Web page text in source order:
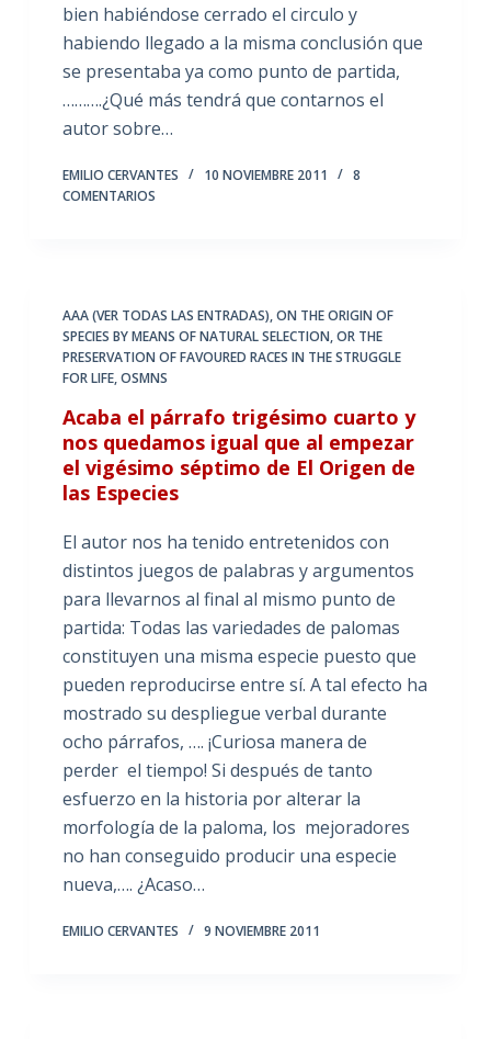
bien habiéndose cerrado el circulo y
habiendo llegado a la misma conclusión que
se presentaba ya como punto de partida,
……….¿Qué más tendrá que contarnos el
autor sobre…
EMILIO CERVANTES 10 NOVIEMBRE 2011
8
COMENTARIOS
AAA (VER TODAS LAS ENTRADAS),ON THE ORIGIN OF
SPECIES BY MEANS OF NATURAL SELECTION,OR THE
PRESERVATION OF FAVOURED RACES IN THE STRUGGLE
FOR LIFE,OSMNS
Acaba el párrafo trigésimo cuarto y
nos quedamos igual que al empezar
el vigésimo séptimo de El Origen de
las Especies
El autor nos ha tenido entretenidos con
distintos juegos de palabras y argumentos
para llevarnos al final al mismo punto de
partida: Todas las variedades de palomas
constituyen una misma especie puesto que
pueden reproducirse entre sí. A tal efecto ha
mostrado su despliegue verbal durante
ocho párrafos, …. ¡Curiosa manera de
perder el tiempo! Si después de tanto
esfuerzo en la historia por alterar la
morfología de la paloma, los mejoradores
no han conseguido producir una especie
nueva,…. ¿Acaso…
EMILIO CERVANTES 9 NOVIEMBRE 2011